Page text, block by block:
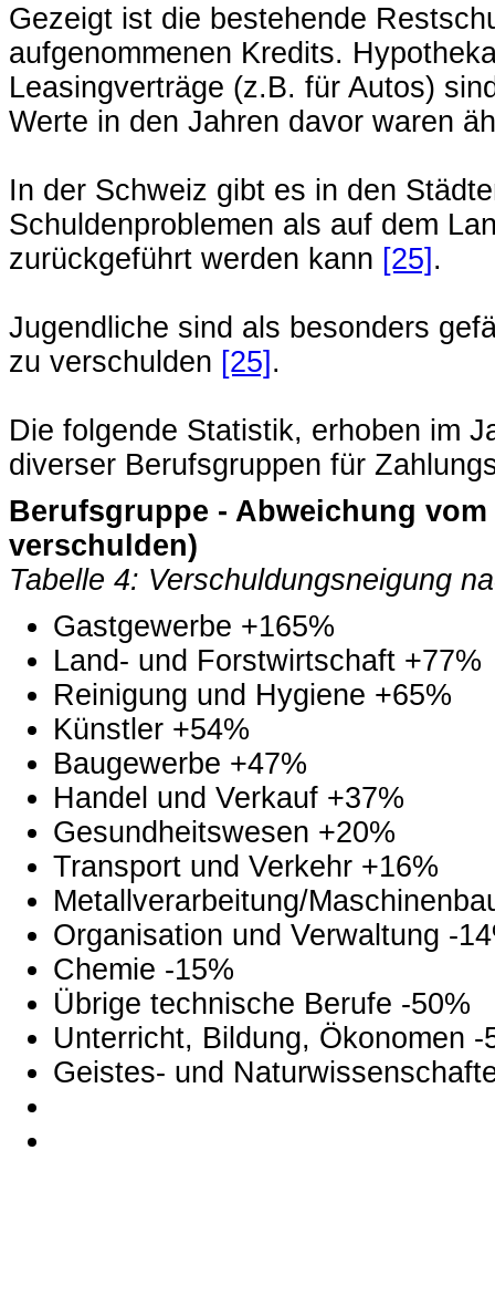
Gezeigt ist die bestehende
aufgenommenen Kredits.
Leasingverträge (z.B. für Autos)
Werte in den Jahren davor waren
In der Schweiz gibt es in den
Schuldenproblemen als auf dem
zurückgeführt werden kann [25] .
Jugendliche sind als besonders
zu verschulden [25] .
Die folgende Statistik, erhoben im
diverser Berufsgruppen für
Berufsgruppe - Abweichung
verschulden)
Tabelle 4: Verschuldungsneigung
Gastgewerbe +165%
Land- und Forstwirtschaft +77%
Reinigung und Hygiene +65%
Künstler +54%
Baugewerbe +47%
Handel und Verkauf +37%
Gesundheitswesen +20%
Transport und Verkehr +16%
Metallverarbeitung/
Organisation und Verwaltung -
Chemie -15%
Übrige technische Berufe -50%
Unterricht, Bildung, Ökonomen -
Geistes- und